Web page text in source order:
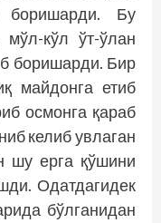
боришарди. Бу
кўл ўт-ўлан
боришарди. Бир
майдонга етиб
осмонга қараб
келиб увлаган
шу ерга қўшини
Одатдагидек
бўлганидан